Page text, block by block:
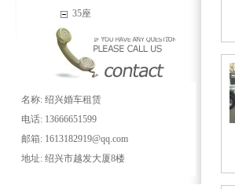
35座
名称: 绍兴婚车租赁
电话: 13666651599
邮箱: 1613182919@qq.com
地址: 绍兴市越发大厦8楼